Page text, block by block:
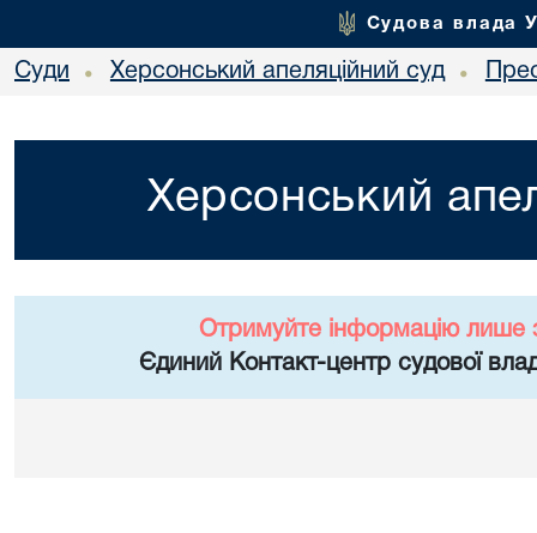
Судова влада
Суди • Херсонський апеляційний суд •
Херсонський
Отримуйте інформацію лише
Єдиний Контакт-центр судової